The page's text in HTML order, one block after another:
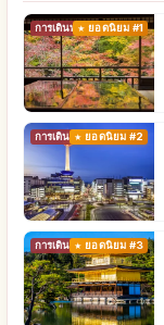
การเดินทาง ยอดนิยม #1
การเดินทางยอดนิยม #2
การเดินทางยอดนิยม #3